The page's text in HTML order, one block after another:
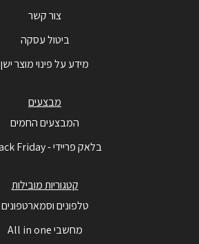
צור קשר
ביטול עסקה
מידע על פינוי מוצר ישן
מבצעים
המבצעים החמים
בלאק פריידי - Black Friday
קטגוריות מובילות
טלפונים וסמארטפונים
מחשבי All in one